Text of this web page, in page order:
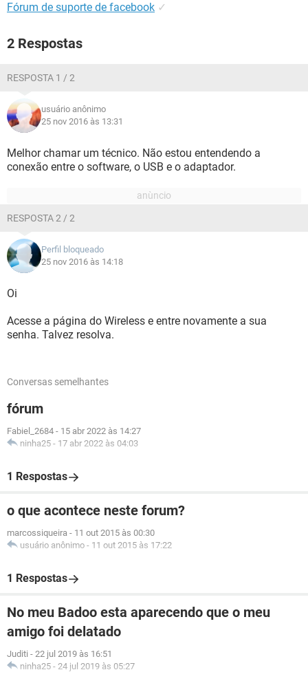
Fórum de suporte de facebook ✓
2 Respostas
RESPOSTA 1 / 2
usuário anônimo
25 nov 2016 às 13:31
Melhor chamar um técnico. Não estou entendendo a
conexão entre o software, o USB e o adaptador.
RESPOSTA 2 / 2
Perfil bloqueado
25 nov 2016 às 14:18
Oi
Acesse a página do Wireless e entre novamente a sua
senha. Talvez resolva.
Conversas semelhantes
fórum
Fabiel_2684 - 15 abr 2022 às 14:27
ninha25 - 17 abr 2022 às 04:03
1 Respostas
o que acontece neste forum?
marcossiqueira - 11 out 2015 às 00:30
usuário anônimo - 11 out 2015 às 17:22
1 Respostas
No meu Badoo esta aparecendo que o meu
amigo foi delatado
Juditi - 22 jul 2019 às 16:51
ninha25 - 24 jul 2019 às 05:27